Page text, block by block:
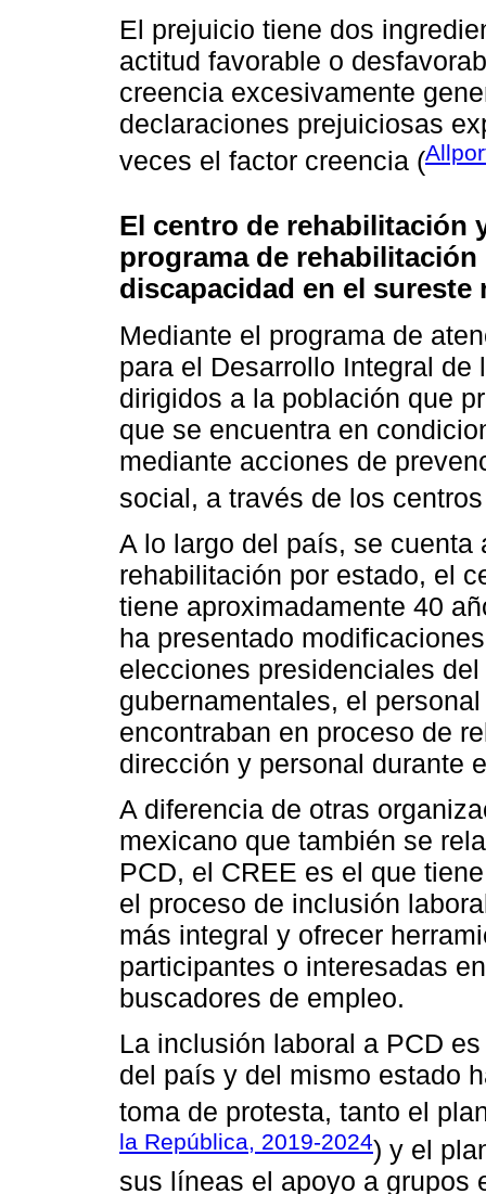
El prejuicio tiene dos
actitud favorable o
creencia excesivamente
declaraciones prejuiciosas
veces el factor creencia (
El centro de rehabilitación
programa de
discapacidad en el sureste
Mediante el programa de
para el Desarrollo Integral
dirigidos a la población que
que se encuentra en
mediante acciones de
social, a través de los
A lo largo del país, se cuenta
rehabilitación por estado, el
tiene aproximadamente 40
ha presentado
elecciones presidenciales
gubernamentales, el
encontraban en proceso de
dirección y personal durante
A diferencia de otras
mexicano que también se
PCD, el CREE es el que
el proceso de inclusión
más integral y ofrecer
participantes o interesadas
buscadores de empleo.
La inclusión laboral a PCD
del país y del mismo estado
toma de protesta, tanto el
la República, 2019-2024) y el
sus líneas el apoyo a grupos